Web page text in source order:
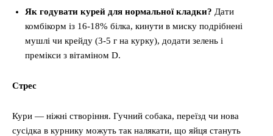
Як годувати курей для нормальної кладки? Дати
комбікорм із 16-18% білка, кинути в миску подрібнені
мушлі чи крейду (3-5 г на курку), додати зелень і
премікси з вітаміном D.
Стрес
Кури — ніжні створіння. Гучний собака, переїзд чи нова
сусідка в курнику можуть так налякати, що яйця стануть